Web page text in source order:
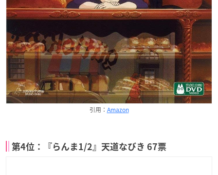
引用： Amazon
第4位：『らんま1/2』天道なびき 67票